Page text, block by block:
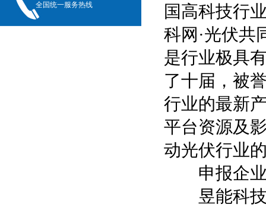
全国统一服务热线
国高科技行
科网·光伏共
是行业极具
了十届，被
行业的最新
平台资源及
动光伏行业
申报企
昱能科技